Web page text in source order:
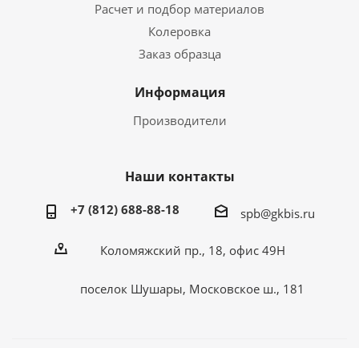
Расчет и подбор материалов
Колеровка
Заказ образца
Информация
Производители
Наши контакты
+7 (812) 688-88-18 spb@gkbis.ru
Коломяжский пр., 18, офис 49Н
поселок Шушары, Московское ш., 181